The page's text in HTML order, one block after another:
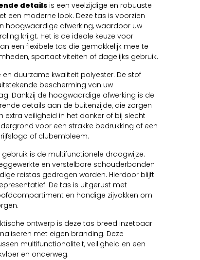
details is een veelzijdige en robuuste
moderne look. Deze tas is voorzien
hoogwaardige afwerking, waardoor uw
krijgt. Het is de ideale keuze voor
een flexibele tas die gemakkelijk mee te
sportactiviteiten of dagelijks gebruik.
duurzame kwaliteit polyester. De stof
bescherming van uw
Dankzij de hoogwaardige afwerking is de
details aan de buitenzijde, die zorgen
veiligheid in het donker of bij slecht
voor een strakke bedrukking of een
of clubembleem.
is de multifunctionele draagwijze.
en verstelbare schouderbanden
reistas gedragen worden. Hierdoor blijft
De tas is uitgerust met
en handige zijvakken om
ontwerp is deze tas breed inzetbaar
met eigen branding. Deze
multifunctionaliteit, veiligheid en een
en onderweg.